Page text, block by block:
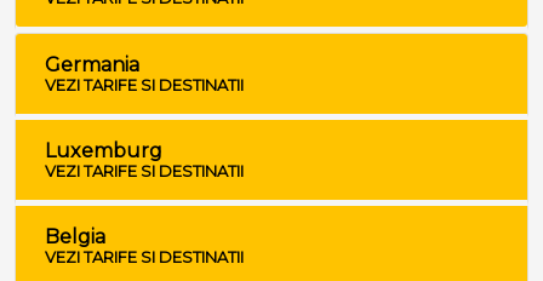
Germania
VEZI TARIFE SI DESTINATII
Luxemburg
VEZI TARIFE SI DESTINATII
Belgia
VEZI TARIFE SI DESTINATII